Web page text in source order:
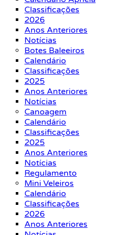
Classificações
2026
Anos Anteriores
Notícias
Botes Baleeiros
Calendário
Classificações
2025
Anos Anteriores
Notícias
Canoagem
Calendário
Classificações
2025
Anos Anteriores
Notícias
Regulamento
Mini Veleiros
Calendário
Classificações
2026
Anos Anteriores